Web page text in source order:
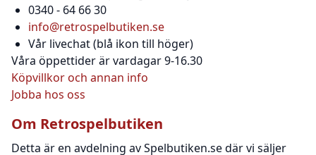
0340 - 64 66 30
info@retrospelbutiken.se
Vår livechat (blå ikon till höger)
Våra öppettider är vardagar 9-16.30
Köpvillkor och annan info
Jobba hos oss
Om Retrospelbutiken
Detta är en avdelning av Spelbutiken.se där vi säljer